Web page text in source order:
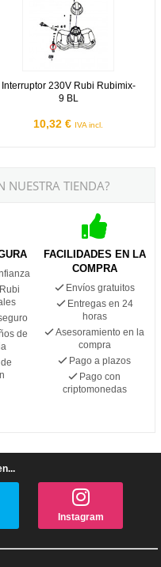
Interruptor 230V Rubi Rubimix-
9 BL
10,32 € IVA incl.
NUESTRA TIENDA?
de
FACILIDADES EN LA
COMPRA
Envíos gratuitos
Entregas en 24
horas
Asesoramiento en la
compra
Pago a plazos
Pago con
criptomonedas
Instagram